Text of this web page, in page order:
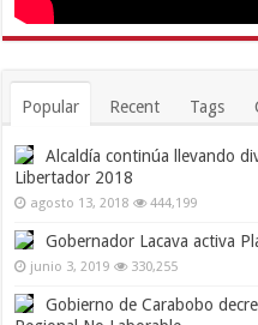
Popular Recent Tags
Alcaldía continúa llevando
Libertador 2018
agosto 13, 2018 444,199
Gobernador Lacava activa
junio 3, 2019 330,255
Gobierno de Carabobo